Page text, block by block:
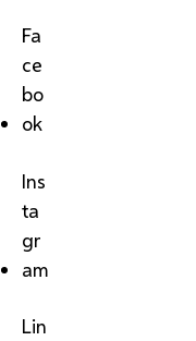
Fa
ce
bo
ok
Ins
ta
gr
am
Lin